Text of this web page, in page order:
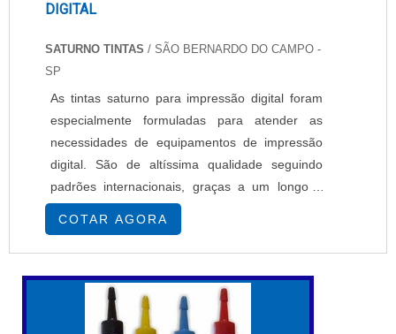
DIGITAL
SATURNO TINTAS / SÃO BERNARDO DO CAMPO -
SP
As tintas saturno para impressão digital foram
especialmente formuladas para atender as
necessidades de equipamentos de impressão
digital. São de altíssima qualidade seguindo
padrões internacionais, graças a um longo e
rigoroso processo de desenvolvimento
tecnológico, combinado com a escolha das
melhores matérias primas do mercado. A
empresa está sempre priorizando oferecer aos
seus clientes apoio completo para o
desenvolvimento de solu...
COTAR AGORA